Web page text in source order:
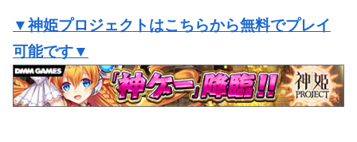
▼神姫プロジェクトはこちらから無料でプレイ
可能です▼